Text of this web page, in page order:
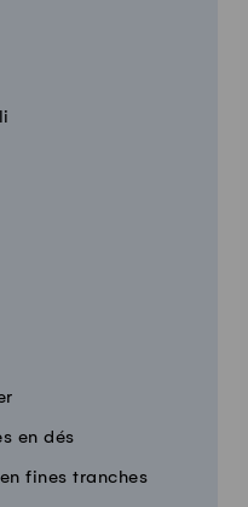
en dés
fines tranches